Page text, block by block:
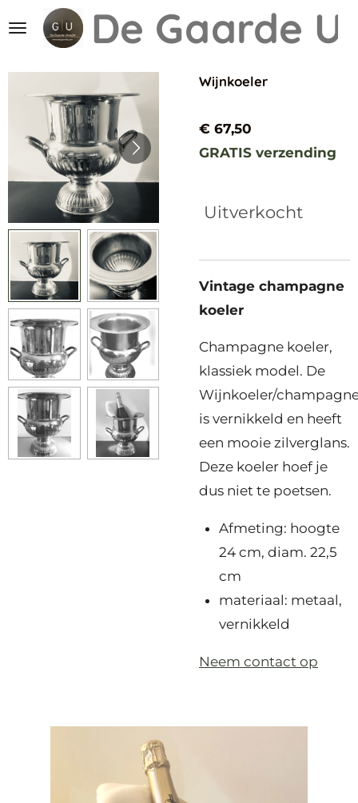
Ga
hoofdinhoud
De Gaarde
Wijnkoeler
€ 67,50
GRATIS verzending
Uitverkocht
Vintage champagne
koeler
Champagne koeler,
klassiek model. De
Wijnkoeler/
is vernikkeld en heeft
een mooie zilverglans.
Deze koeler hoef je
dus niet te poetsen.
Afmeting: hoogte
24 cm, diam. 22,5
cm
materiaal: metaal,
vernikkeld
Neem contact op